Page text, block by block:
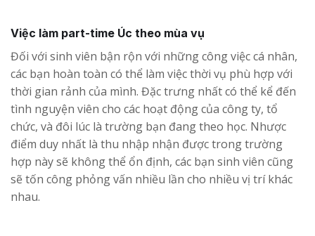
Việc làm part-time Úc theo mùa vụ
Đối với sinh viên bận rộn với những công việc cá nhân,
các bạn hoàn toàn có thể làm việc thời vụ phù hợp với
thời gian rảnh của mình. Đặc trưng nhất có thể kể đến
tình nguyện viên cho các hoạt động của công ty, tổ
chức, và đôi lúc là trường bạn đang theo học. Nhược
điểm duy nhất là thu nhập nhận được trong trường
hợp này sẽ không thể ổn định, các bạn sinh viên cũng
sẽ tốn công phỏng vấn nhiều lần cho nhiều vị trí khác
nhau.